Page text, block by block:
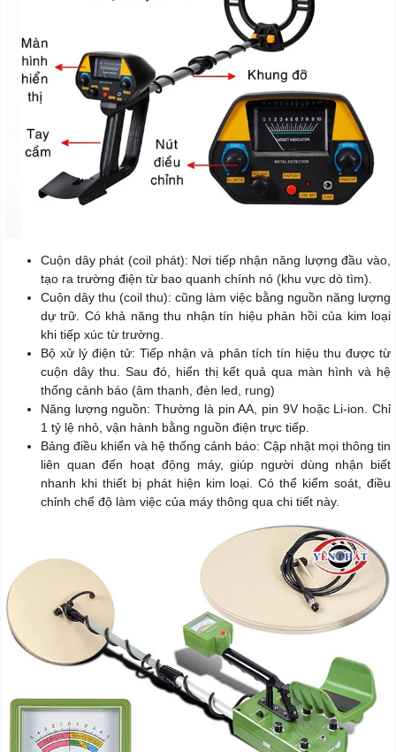
Cuộn dây phát (coil phát): Nơi tiếp nhận năng lượng đầu vào,
tạo ra trường điện từ bao quanh chính nó (khu vực dò tìm).
Cuộn dây thu (coil thu): cũng làm việc bằng nguồn năng lượng
dự trữ. Có khả năng thu nhận tín hiệu phản hồi của kim loại
khi tiếp xúc từ trường.
Bộ xử lý điện tử: Tiếp nhận và phân tích tín hiệu thu được từ
cuộn dây thu. Sau đó, hiển thị kết quả qua màn hình và hệ
thống cảnh báo (âm thanh, đèn led, rung)
Năng lượng nguồn: Thường là pin AA, pin 9V hoặc Li-ion. Chỉ
1 tỷ lệ nhỏ, vận hành bằng nguồn điện trực tiếp.
Bảng điều khiển và hệ thống cảnh báo: Cập nhật mọi thông tin
liên quan đến hoạt động máy, giúp người dùng nhận biết
nhanh khi thiết bị phát hiện kim loại. Có thể kiểm soát, điều
chỉnh chế độ làm việc của máy thông qua chi tiết này.